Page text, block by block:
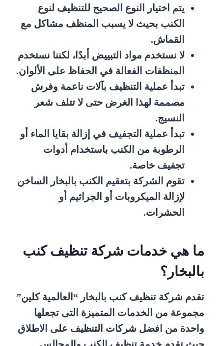
يتم اختيار النوع الصحيح للتنظيف لنوع
الكنب بحيث لا يسبب المنظف مشاكل مع
القماش.
لا نستخدم مواد التبييض أبدًا، لكننا نستخدم
المنظفات الفعالة في الحفاظ على الألوان.
تبدأ عملية التنظيف بآلات ناعمة وفرش
مصممة لهذا الغرض حتى لا تتلف شعر
النسيج.
تبدأ عملية التجفيف في إزالة بقايا الماء أو
الرطوبة من الكنب باستخدام أدوات
تجفيف خاصة.
تقوم الشركة بتعقيم الكنب بالبخار الساخن
لإزالة الميكروبات أو الجراثيم أو
الحشرات.
ما هي خدمات شركة تنظيف كنب
بالبخار؟
تقدم شركة تنظيف كنب بالبخار “العالمية كلين”
مجموعة من الخدمات المتميزة التى تجعلها
واحدة من افضل شركات التنظيف على الاطلاق